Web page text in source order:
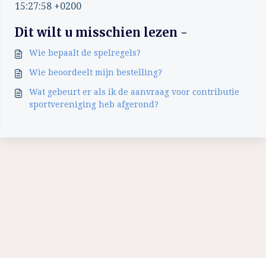
15:27:58 +0200
Dit wilt u misschien lezen -
Wie bepaalt de spelregels?
Wie beoordeelt mijn bestelling?
Wat gebeurt er als ik de aanvraag voor contributie
sportvereniging heb afgerond?